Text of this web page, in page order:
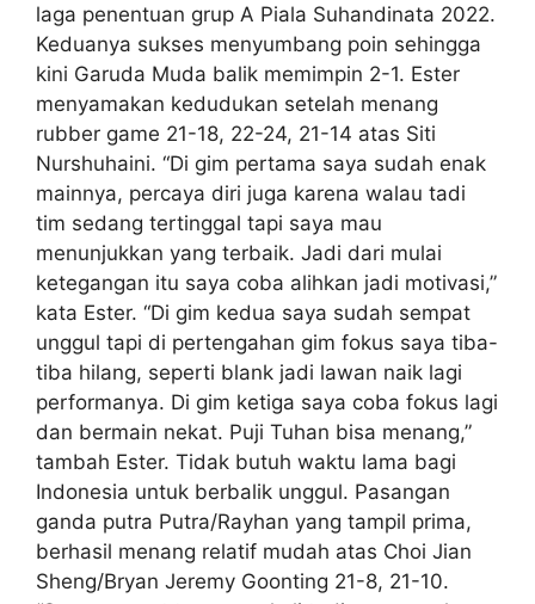
laga penentuan grup A Piala Suhandinata 2022.
Keduanya sukses menyumbang poin sehingga
kini Garuda Muda balik memimpin 2-1. Ester
menyamakan kedudukan setelah menang
rubber game 21-18, 22-24, 21-14 atas Siti
Nurshuhaini. “Di gim pertama saya sudah enak
mainnya, percaya diri juga karena walau tadi
tim sedang tertinggal tapi saya mau
menunjukkan yang terbaik. Jadi dari mulai
ketegangan itu saya coba alihkan jadi motivasi,”
kata Ester. “Di gim kedua saya sudah sempat
unggul tapi di pertengahan gim fokus saya tiba-
tiba hilang, seperti blank jadi lawan naik lagi
performanya. Di gim ketiga saya coba fokus lagi
dan bermain nekat. Puji Tuhan bisa menang,”
tambah Ester. Tidak butuh waktu lama bagi
Indonesia untuk berbalik unggul. Pasangan
ganda putra Putra/Rayhan yang tampil prima,
berhasil menang relatif mudah atas Choi Jian
Sheng/Bryan Jeremy Goonting 21-8, 21-10.